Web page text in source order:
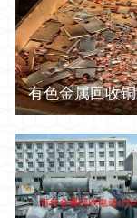
有色金属回收